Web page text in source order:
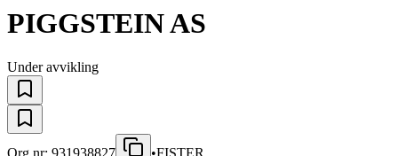
PIGGSTEIN AS
Under avvikling
Org.nr: 931938827 •FISTER